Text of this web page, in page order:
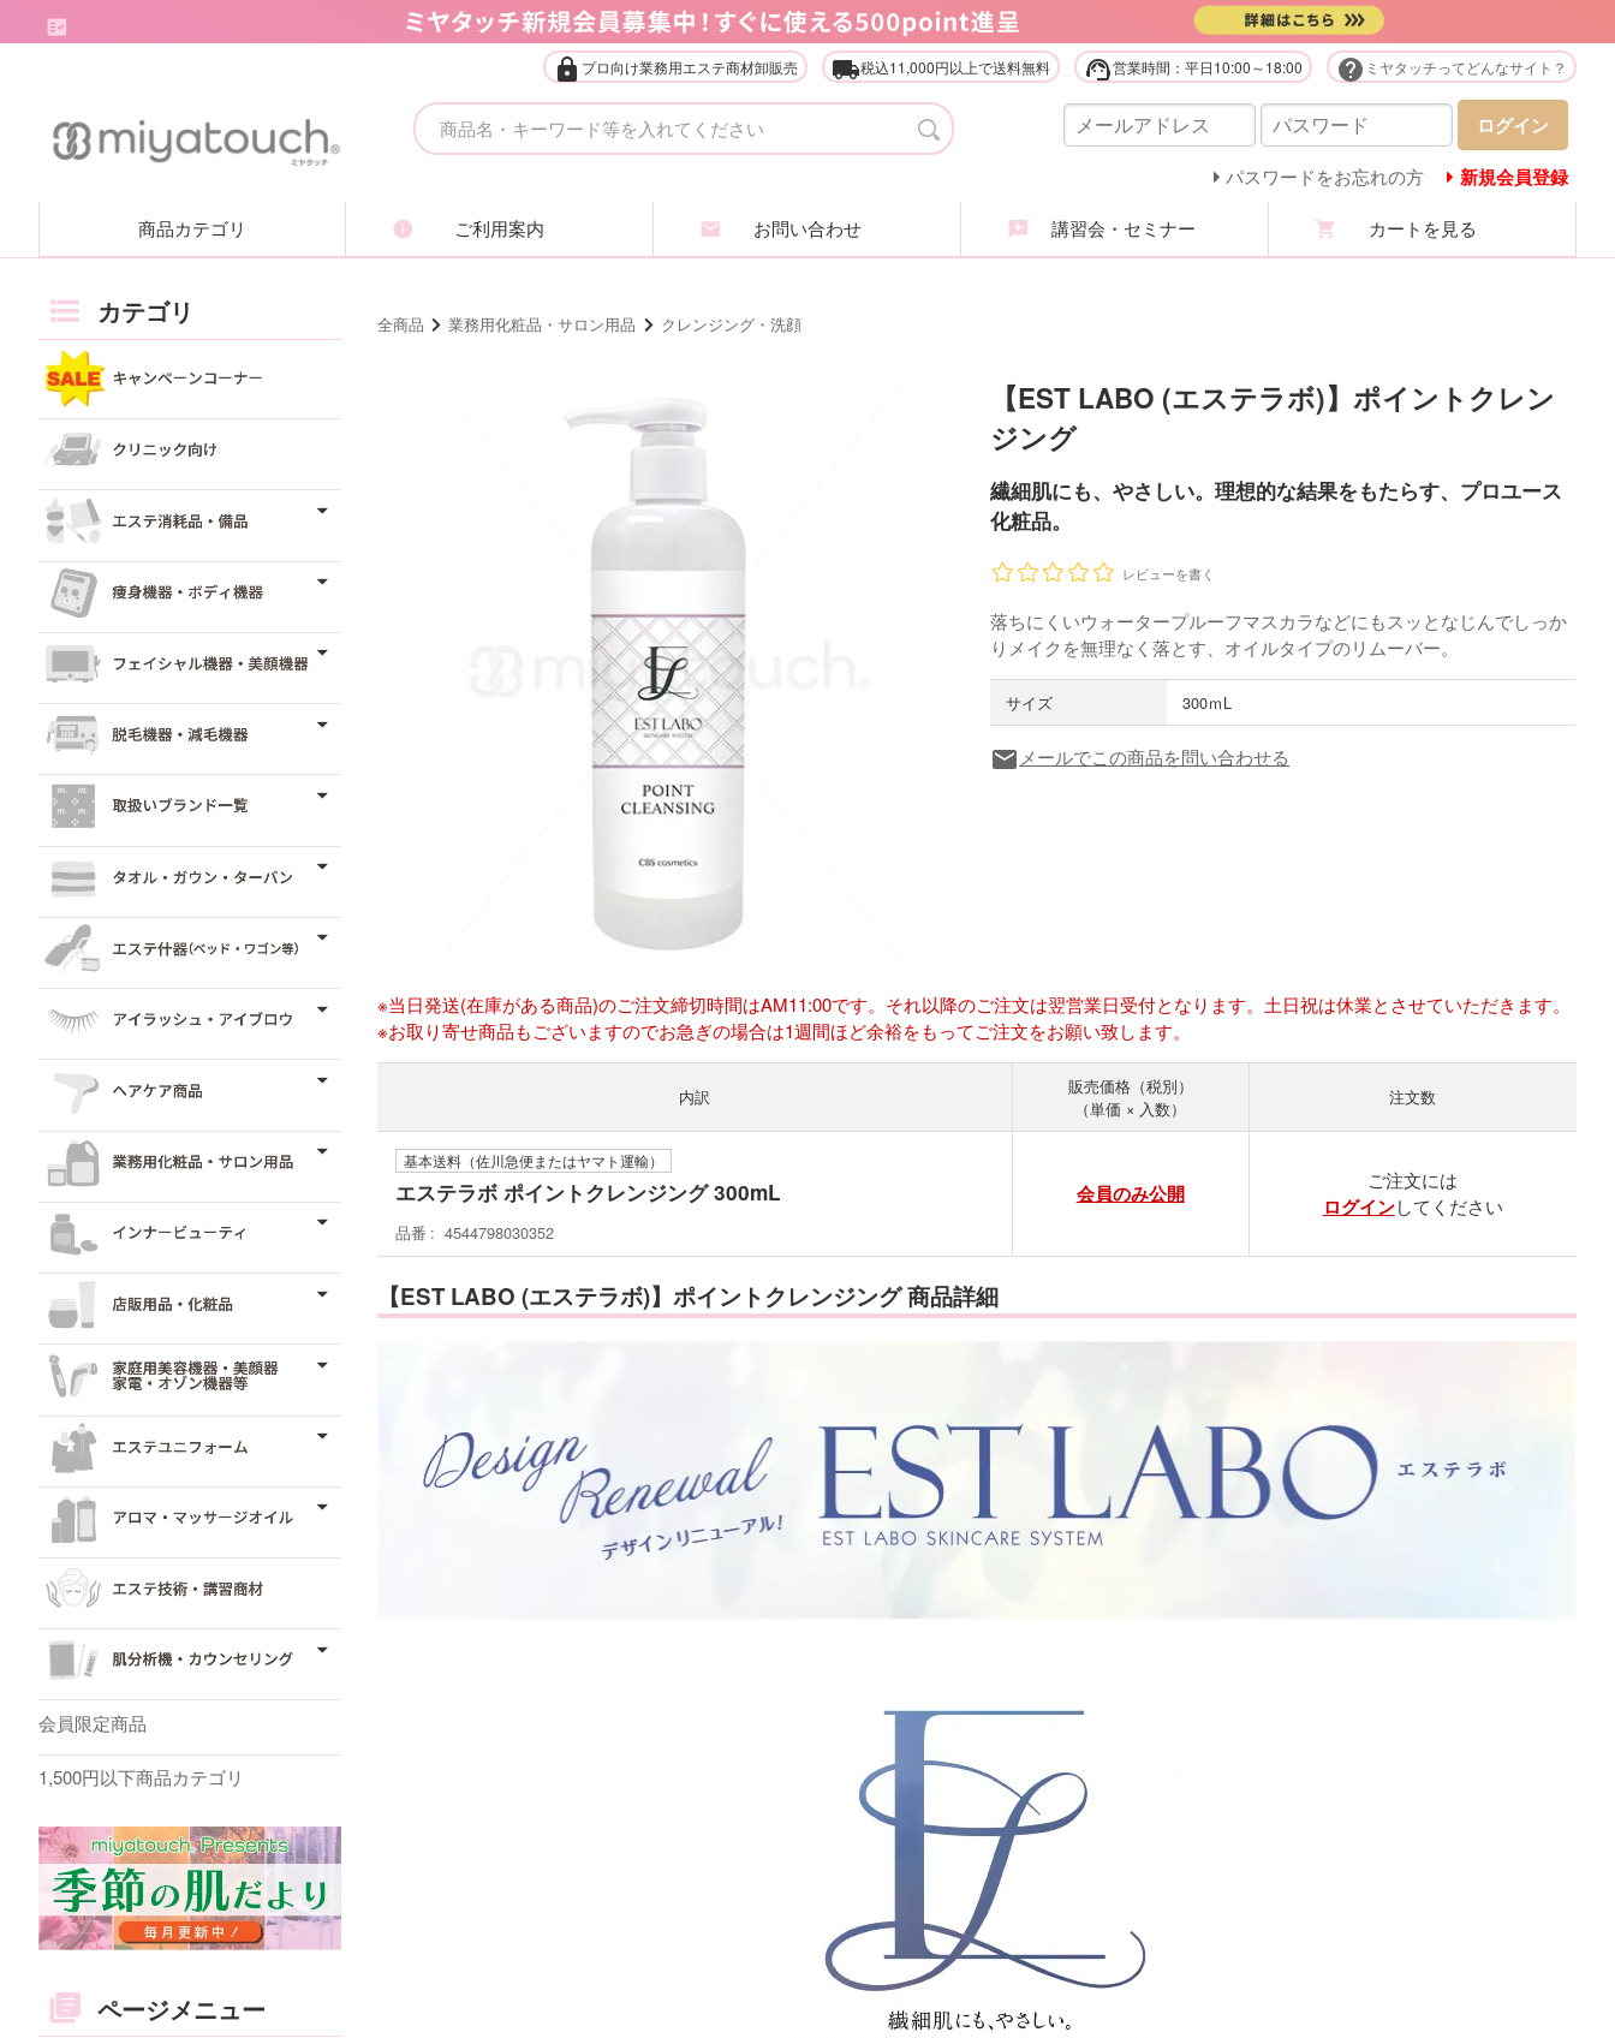
lock プロ向け業務用エステ商材卸販売 local_shipping税込11,000円以上で送料無料 support_agent営業時間：平日10:00～18:00 help ミヤタッチってどんなサイト？
ログイン
パスワードをお忘れの方 新規会員登録
商品カテゴリ
タオル・ガウン・ターバン 店販用品・化粧品
家庭用美容機器・美顔器・家電
エステ消耗品・備品 アイラッシュ・アイブロウ エステユニフォーム
フェイシャル機器・美顔機器
インナービューティ 肌分析機・カウンセリング
全ての商品を見る
ご利用案内 お問い合わせ 講習会・セミナー カートを見る
全商品 業務用化粧品・サロン用品 クレンジング・洗顔
【EST LABO (エステラボ)】ポイントクレン
ジング
繊細肌にも、やさしい。理想的な結果をもたらす、プロユース
化粧品。
レビューを書く
落ちにくいウォータープルーフマスカラなどにもスッとなじんでしっか
りメイクを無理なく落とす、オイルタイプのリムーバー。
サイズ 300ｍL
local_post_officeメールでこの商品を問い合わせる
※当日発送(在庫がある商品)のご注文締切時間はAM11:00です。それ以降のご注文は翌営業日受付となります。土日祝は休業とさせていただきます。
※お取り寄せ商品もございますのでお急ぎの場合は1週間ほど余裕をもってご注文をお願い致します。
内訳
販売価格
（単価 × 入数）
注文数
基本送料（佐川急便またはヤマト運輸）
エステラボ ポイントクレンジング 300mL
品番 4544798030352
会員のみ公開
ご注文には
ログインしてください
【EST LABO (エステラボ)】ポイントクレンジング 商品詳細
カテゴリ
会員限定商品
1,500円以下商品カテゴリ
ページメニュー